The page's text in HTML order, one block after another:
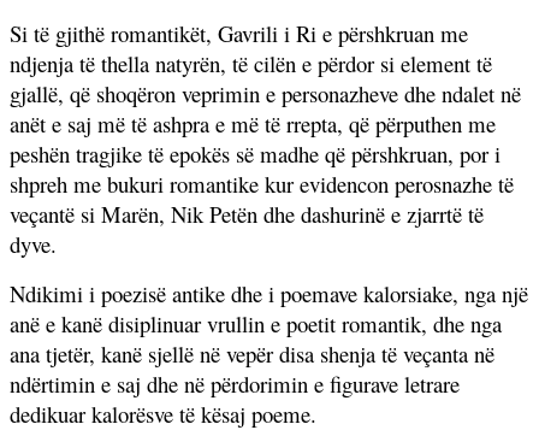
Si të gjithë romantikët, Gavrili i Ri e përshkruan me
ndjenja të thella natyrën, të cilën e përdor si element të
gjallë, që shoqëron veprimin e personazheve dhe ndalet në
anët e saj më të ashpra e më të rrepta, që përputhen me
peshën tragjike të epokës së madhe që përshkruan, por i
shpreh me bukuri romantike kur evidencon perosnazhe të
veçantë si Marën, Nik Petën dhe dashurinë e zjarrtë të
dyve.
Ndikimi i poezisë antike dhe i poemave kalorsiake, nga një
anë e kanë disiplinuar vrullin e poetit romantik, dhe nga
ana tjetër, kanë sjellë në vepër disa shenja të veçanta në
ndërtimin e saj dhe në përdorimin e figurave letrare
dedikuar kalorësve të kësaj poeme.